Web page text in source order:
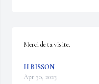
Merci de ta visite.
H BISSON
Apr 30, 2023